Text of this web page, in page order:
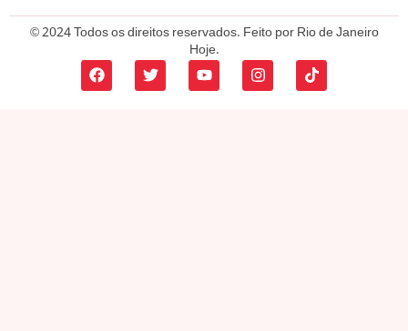
© 2024 Todos os direitos reservados. Feito por Rio de Janeiro
Hoje.